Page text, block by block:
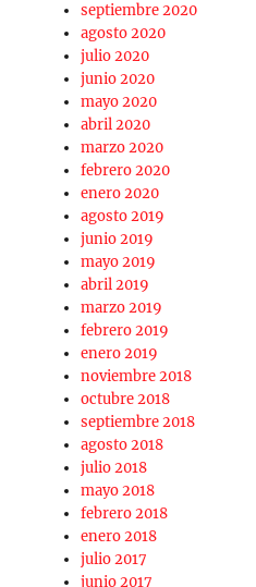
septiembre 2020
agosto 2020
julio 2020
junio 2020
mayo 2020
abril 2020
marzo 2020
febrero 2020
enero 2020
agosto 2019
junio 2019
mayo 2019
abril 2019
marzo 2019
febrero 2019
enero 2019
noviembre 2018
octubre 2018
septiembre 2018
agosto 2018
julio 2018
mayo 2018
febrero 2018
enero 2018
julio 2017
junio 2017